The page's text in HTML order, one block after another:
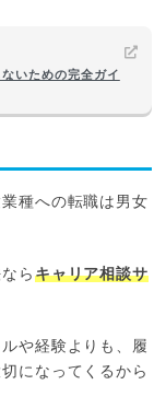
いための完全ガイ
種への転職は男女
ら キャリア相談サ
や経験よりも、履
になってくるから